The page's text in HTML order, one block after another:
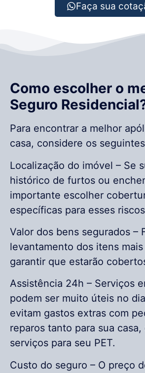
Faça sua
Como escolher o
Seguro
Para encontrar a melhor
casa, considere os
Localização do imóvel – Se
histórico de furtos ou
importante escolher
específicas para esses
Valor dos bens segurados –
levantamento dos itens
garantir que estarão
Assistência 24h – Serviços
podem ser muito úteis no
evitam gastos extras com
reparos tanto para sua casa,
serviços para seu PET.
Custo do seguro – O preço